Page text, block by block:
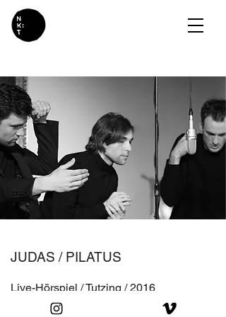
JUDAS / PILATUS
Live-Hörspiel / Tutzing / 2016